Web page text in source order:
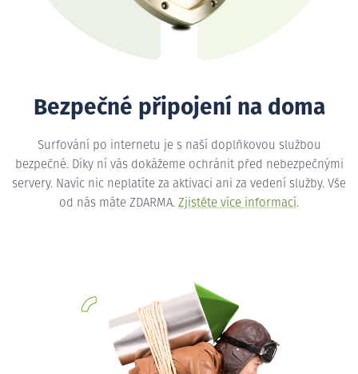
Bezpečné připojení na doma
Surfování po internetu je s naší doplňkovou službou
bezpečné. Díky ní vás dokážeme ochránit před nebezpečnými
servery. Navíc nic neplatíte za aktivaci ani za vedení služby. Vše
od nás máte ZDARMA. Zjistěte více informací.